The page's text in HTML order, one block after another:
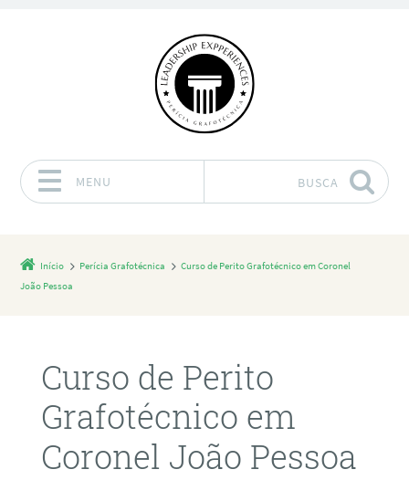
MENU BUSCA
Início Perícia Grafotécnica
Curso de Perito Grafotécnico em Coronel
João Pessoa
Curso de Perito
Grafotécnico em
Coronel João Pessoa